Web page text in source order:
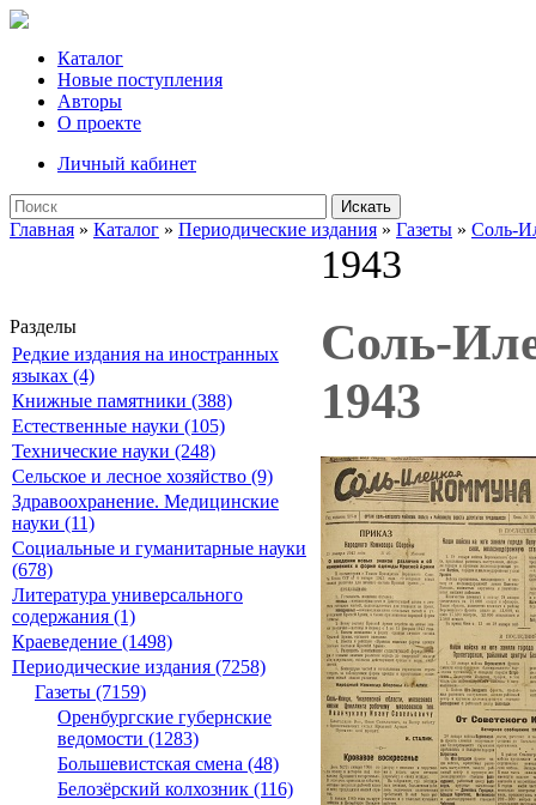
Каталог
Новые поступления
Авторы
О проекте
Личный кабинет
Искать
Главная » Каталог » Периодические издания » Газеты » Соль-
Разделы
Редкие издания на иностранных
языках (4)
Книжные памятники (388)
Естественные науки (105)
Технические науки (248)
Сельское и лесное хозяйство (9)
Здравоохранение. Медицинские
науки (11)
Социальные и гуманитарные науки
(678)
Литература универсального
содержания (1)
Краеведение (1498)
Периодические издания (7258)
Газеты (7159)
Оренбургские губернские
ведомости (1283)
Большевистская смена (48)
Белозёрский колхозник (116)
1943
Соль-
1943